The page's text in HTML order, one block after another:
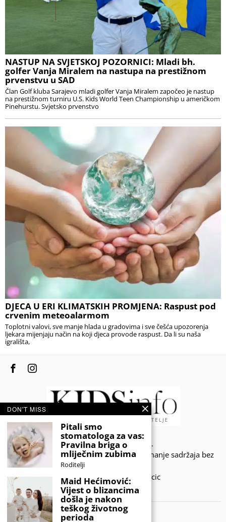
NASTUP NA SVJETSKOJ POZORNICI: Mladi bh.
golfer Vanja Miralem na nastupa na prestižnom
prvenstvu u SAD
Član Golf kluba Sarajevo mladi golfer Vanja Miralem započeo je nastup
na prestižnom turniru U.S. Kids World Teen Championship u američkom
Pinehurstu. Svjetsko prvenstvo
DJECA U ERI KLIMATSKIH PROMJENA: Raspust pod
crvenim meteoalarmom
Toplotni valovi, sve manje hlada u gradovima i sve češća upozorenja
ljekara mijenjaju način na koji djeca provode raspust. Da li su naša
igrališta,
© 2020 - KIDSINFO.BA.
Sva prava zadržana. Zabranjeno preuzimanje sadržaja bez
dozvole izdavača.
Developed by Amar SIjercic
IZAŠAO JE NOVI MAGAZIN!
DON'T MISS
Pitali smo
stomatologa za vas:
Pravilna briga o
mliječnim zubima
Roditelji
Maid Hećimović:
Vijest o blizancima
došla je nakon
teškog životnog
perioda